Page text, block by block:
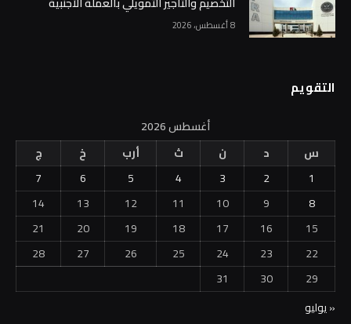
التقويم
س
11
15
16
17
18
19
20
21
22
23
24
25
26
27
28
29
30
31
« يوليو